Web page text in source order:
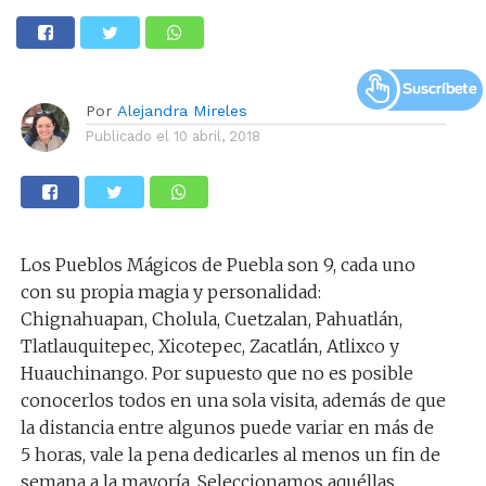
Por Alejandra Mireles
Publicado el 10 abril, 2018
Los Pueblos Mágicos de Puebla son 9, cada uno
con su propia magia y personalidad:
Chignahuapan, Cholula, Cuetzalan, Pahuatlán,
Tlatlauquitepec, Xicotepec, Zacatlán, Atlixco y
Huauchinango. Por supuesto que no es posible
conocerlos todos en una sola visita, además de que
la distancia entre algunos puede variar en más de
5 horas, vale la pena dedicarles al menos un fin de
semana a la mayoría. Seleccionamos aquéllas